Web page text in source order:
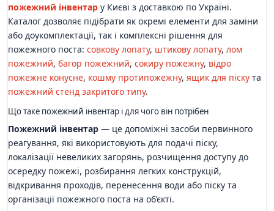
пожежний інвентар у Києві з доставкою по Україні.
Каталог дозволяє підібрати як окремі елементи для заміни
або доукомплектації, так і комплексні рішення для
пожежного поста: совкову лопату, штикову лопату, лом
пожежний, багор пожежний, сокиру пожежну, відро
пожежне конусне, кошму протипожежну, ящик для піску та
пожежний стенд закритого типу.
Що таке пожежний інвентар і для чого він потрібен
Пожежний інвентар — це допоміжні засоби первинного
реагування, які використовують для подачі піску,
локалізації невеликих загорянь, розчищення доступу до
осередку пожежі, розбирання легких конструкцій,
відкривання проходів, перенесення води або піску та
організації пожежного поста на об’єкті.